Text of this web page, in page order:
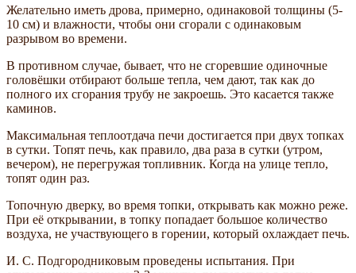
Желательно иметь дрова, примерно, одинаковой толщины (5-
10 см) и влажности, чтобы они сгорали с одинаковым
разрывом во времени.
В противном случае, бывает, что не сгоревшие одиночные
головёшки отбирают больше тепла, чем дают, так как до
полного их сгорания трубу не закроешь. Это касается также
каминов.
Максимальная теплоотдача печи достигается при двух топках
в сутки. Топят печь, как правило, два раза в сутки (утром,
вечером), не перегружая топливник. Когда на улице тепло,
топят один раз.
Топочную дверку, во время топки, открывать как можно реже.
При её открывании, в топку попадает большое количество
воздуха, не участвующего в горении, который охлаждает печь.
И. С. Подгородниковым проведены испытания. При